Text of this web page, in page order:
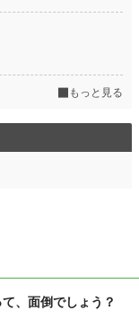
もっと見る
、面倒でしょう？